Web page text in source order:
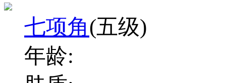
七项角(五级)
年龄: